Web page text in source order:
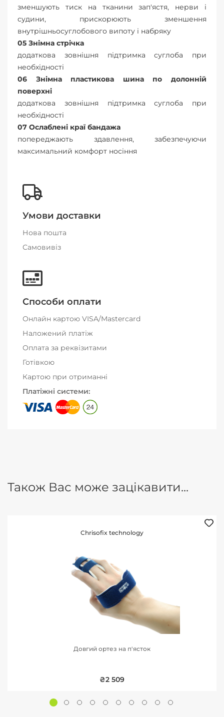
зменшують тиск на тканини зап'ястя, нерви і
судини, прискорюють зменшення
внутрішньосуглобового випоту і набряку
05 Знімна стрічка
додаткова зовнішня підтримка суглоба при
необхідності
06 Знімна пластикова шина по долонній
поверхні
додаткова зовнішня підтримка суглоба при
необхідності
07 Ослаблені краї бандажа
попереджають здавлення, забезпечуючи
максимальний комфорт носіння
Умови доставки
Нова пошта
Самовивіз
Способи оплати
Онлайн картою VISA/Mastercard
Наложений платіж
Оплата за реквізитами
Готівкою
Картою при отриманні
Платіжні системи:
Також Вас може зацікавити...
Chrisofix technology
Довгий ортез на п'ясток
₴2 509